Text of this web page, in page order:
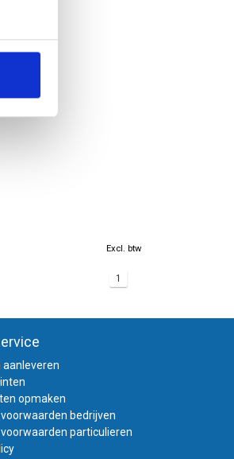
Excl. btw
1
aanleveren
opmaken
bedrijven
particulieren